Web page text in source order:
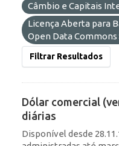
Câmbio e Capitais
Licença Aberta para
Open Data Commons
Filtrar Resultados
Dólar comercial
diárias
Disponível desde